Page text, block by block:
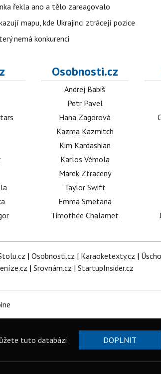
řekla ano a tělo zareagovalo
mapu, kde Ukrajinci ztrácejí pozice
nemá konkurenci
Osobnosti.cz
Andrej Babiš
Petr Pavel
Hana Zagorová
Kazma Kazmitch
Kim Kardashian
Karlos Vémola
Marek Ztracený
Taylor Swift
Emma Smetana
Timothée Chalamet
| Osobnosti.cz | Karaoketexty.cz |
| Srovnám.cz | StartupInsider.cz
tuto databázi DOPLNIT